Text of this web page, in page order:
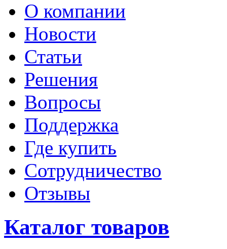
О компании
Новости
Статьи
Решения
Вопросы
Поддержка
Где купить
Сотрудничество
Отзывы
Каталог товаров